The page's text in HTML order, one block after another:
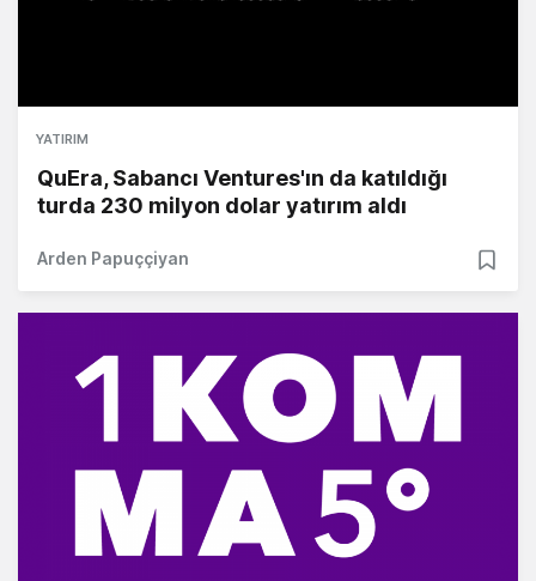
YATIRIM
QuEra, Sabancı Ventures'ın da katıldığı
turda 230 milyon dolar yatırım aldı
Arden Papuççiyan